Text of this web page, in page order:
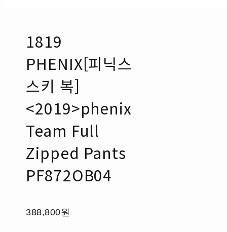
1819
PHENIX[피닉스
스키 복]
<2019>phenix
Team Full
Zipped Pants
PF872OB04
388,800원